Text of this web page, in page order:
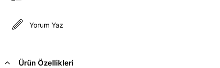
Yorum Yaz
Ürün Özellikleri